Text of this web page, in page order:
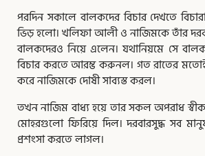
পরদিন সকালে বালকদের বিচার দেখতে
ভিড় হলো। খলিফা আলী ও নাজিমকে তাঁর
বালকদেরও নিয়ে এলেন। যথানিয়মে সে
বিচার করতে আরম্ভ করুনল। গত রাতের মতোই
করে নাজিমকে দোষী সাব্যস্ত করল।
তখন নাজিম বাধ্য হয়ে তার সকল অপরাধ
মোহরগুলো ফিরিয়ে দিল। দরবারসুদ্ধ সব
প্রশংসা করতে লাগল।